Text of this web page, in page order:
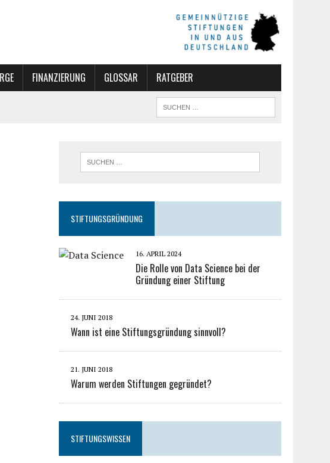
FINANZIERUNG GLOSSAR RATGEBER
STIFTUNGSGRÜNDUNG
16. APRIL 2024
Die Rolle von Data Science bei der
Gründung einer Stiftung
24. JUNI 2018
Wann ist eine Stiftungsgründung sinnvoll?
21. JUNI 2018
Warum werden Stiftungen gegründet?
STIFTUNGSWISSEN